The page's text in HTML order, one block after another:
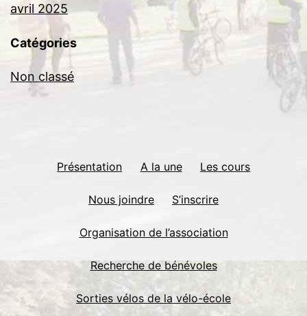
avril 2025
Catégories
Non classé
Présentation A la une Les cours
Nous joindre S’inscrire
Organisation de l’association
Recherche de bénévoles
Sorties vélos de la vélo-école